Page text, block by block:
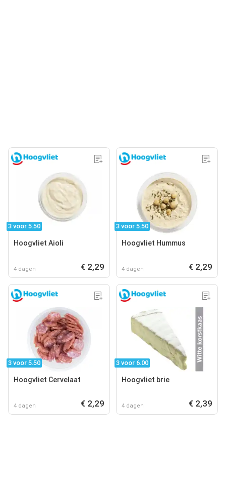
3 voor 5.50
Hoogvliet Aioli
4 dagen € 2,29
3 voor 5.50
Hoogvliet Hummus
4 dagen € 2,29
3 voor 5.50
Hoogvliet Cervelaat
4 dagen € 2,29
3 voor 6.00
Hoogvliet brie
4 dagen € 2,39